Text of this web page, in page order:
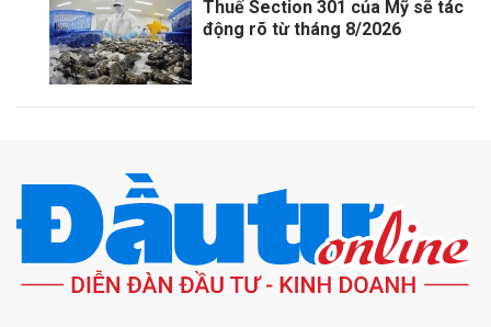
Thuế Section 301 của Mỹ sẽ tác
động rõ từ tháng 8/2026